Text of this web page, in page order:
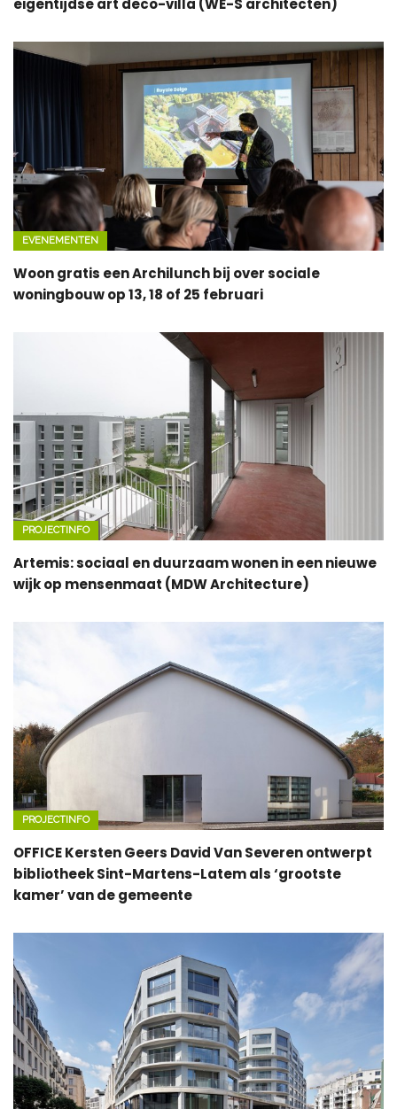
eigentijdse art deco-villa (WE-S architecten)
EVENEMENTEN
Woon gratis een Archilunch bij over sociale
woningbouw op 13, 18 of 25 februari
PROJECTINFO
Artemis: sociaal en duurzaam wonen in een nieuwe
wijk op mensenmaat (MDW Architecture)
PROJECTINFO
OFFICE Kersten Geers David Van Severen ontwerpt
bibliotheek Sint-Martens-Latem als ‘grootste
kamer’ van de gemeente